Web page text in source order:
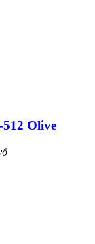
Olive